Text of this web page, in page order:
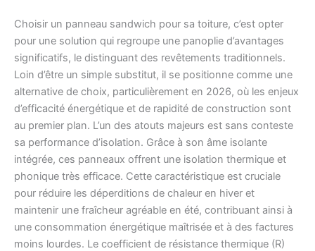
Choisir un panneau sandwich pour sa toiture, c’est opter
pour une solution qui regroupe une panoplie d’avantages
significatifs, le distinguant des revêtements traditionnels.
Loin d’être un simple substitut, il se positionne comme une
alternative de choix, particulièrement en 2026, où les enjeux
d’efficacité énergétique et de rapidité de construction sont
au premier plan. L’un des atouts majeurs est sans conteste
sa performance d’isolation. Grâce à son âme isolante
intégrée, ces panneaux offrent une isolation thermique et
phonique très efficace. Cette caractéristique est cruciale
pour réduire les déperditions de chaleur en hiver et
maintenir une fraîcheur agréable en été, contribuant ainsi à
une consommation énergétique maîtrisée et à des factures
moins lourdes. Le coefficient de résistance thermique (R)